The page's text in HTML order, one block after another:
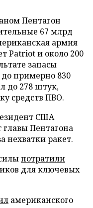
Пентагон
67 млрд
армия
Patriot и около 200
запасы
до примерно 830
до 278 штук,
средств ПВО.
США
главы Пентагона
нехватки ракет.
потратили
для ключевых
американского